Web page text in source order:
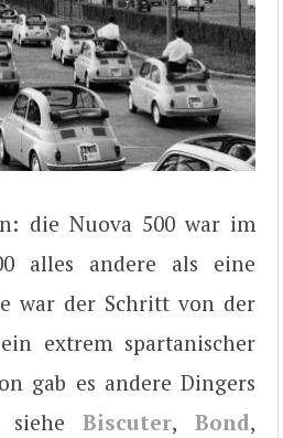
die Nuova 500 war im
alles andere als eine
war der Schritt von der
extrem spartanischer
gab es andere Dingers
sieheBiscuter,Bond,